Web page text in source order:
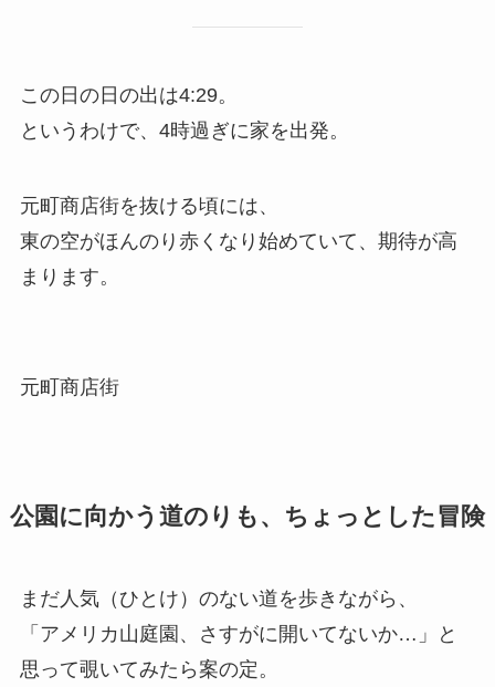
この日の日の出は4:29。
というわけで、4時過ぎに家を出発。
元町商店街を抜ける頃には、
東の空がほんのり赤くなり始めていて、期待が高
まります。
元町商店街
公園に向かう道のりも、ちょっとした冒険
まだ人気（ひとけ）のない道を歩きながら、
「アメリカ山庭園、さすがに開いてないか…」と
思って覗いてみたら案の定。